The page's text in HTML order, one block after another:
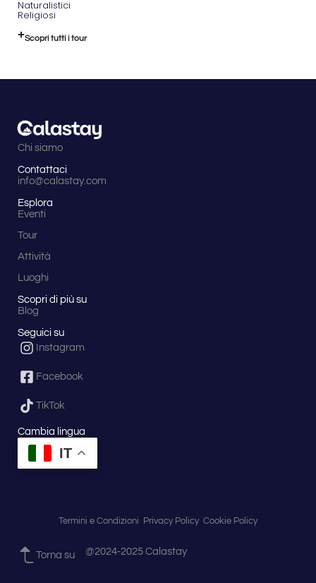
Naturalistici
Religiosi
Scopri tutti i tour
Chi siamo
Contattaci
info@calastay.com
Esplora
Eventi
Tour
Attività
Luoghi
Scopri di più su
Blog
Seguici su
Instagram
Facebook
TikTok
Cambia lingua
IT
Termini e Condizioni Privacy Policy Cookie Policy
Torna su @2024-2025 Calastay